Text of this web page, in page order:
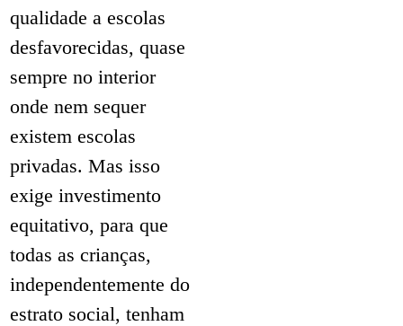
qualidade a escolas
desfavorecidas, quase
sempre no interior
onde nem sequer
existem escolas
privadas. Mas isso
exige investimento
equitativo, para que
todas as crianças,
independentemente do
estrato social, tenham